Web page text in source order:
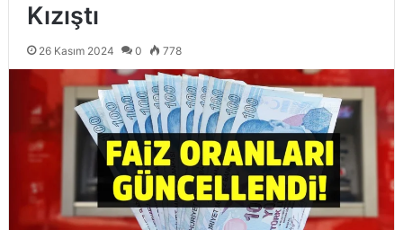
Kızıştı
26 Kasım 2024 0 778